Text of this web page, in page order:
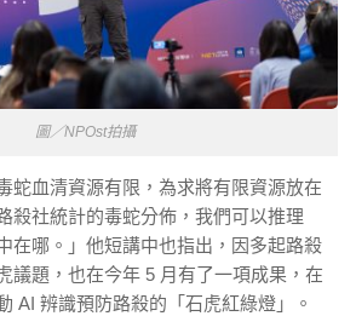
圖／NPOst拍攝
蛇血清資源有限，為求將有限資源放在
殺社統計的毒蛇分佈，我們可以推理
在哪。」他短講中也指出，因多起路殺
議題，也在今年 5 月有了一項成果，在
AI 辨識預防路殺的「石虎紅綠燈」。